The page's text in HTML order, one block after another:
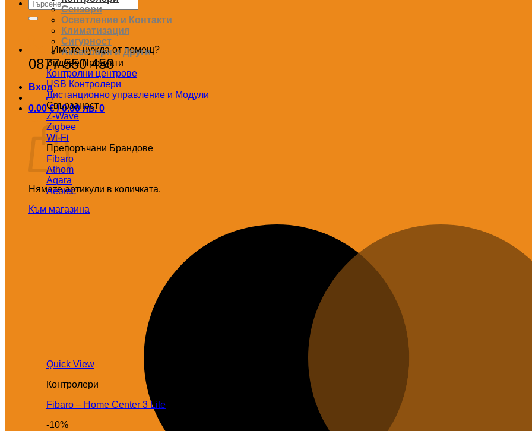
Търсене
за:
Имате нужда от помощ?
0877 550 450
Вход
0.00€/ 0.00 лв.0
Количка
Нямате артикули в количката.
Към магазина
Сензори
Осветление и Контакти
Климатизация
Сигурност
Аксесоари и Други
Видове Продукти
Контролни центрове
USB Контролери
Дистанционно управление и Модули
Свързаност
Z-Wave
Zigbee
Wi-Fi
Препоръчани Брандове
Fibaro
Athom
Aqara
Aeotec
Quick View
Контролери
Fibaro – Home Center 3 Lite
-10%